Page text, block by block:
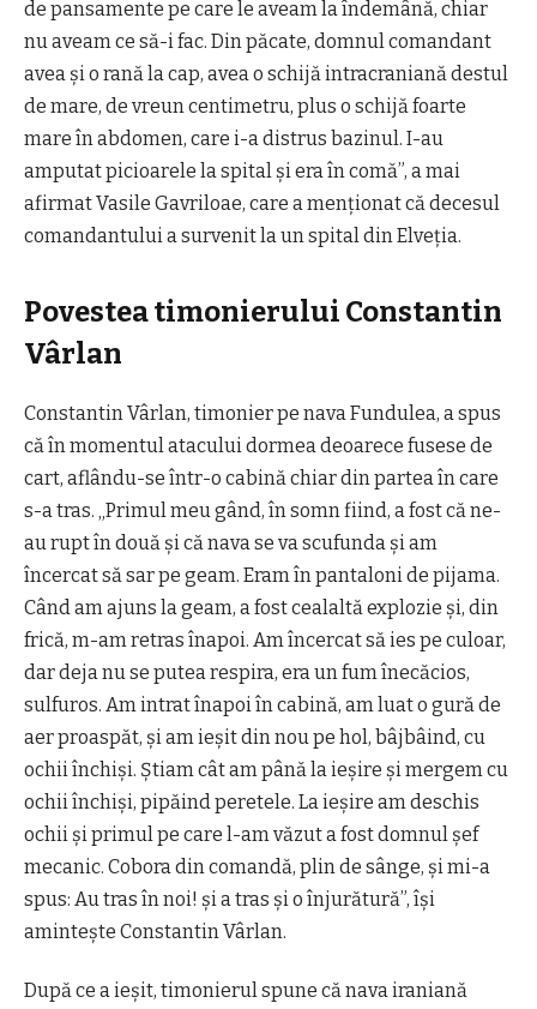
de pansamente pe care le aveam la îndemână, chiar
nu aveam ce să-i fac. Din păcate, domnul comandant
avea şi o rană la cap, avea o schijă intracraniană destul
de mare, de vreun centimetru, plus o schijă foarte
mare în abdomen, care i-a distrus bazinul. I-au
amputat picioarele la spital şi era în comă”, a mai
afirmat Vasile Gavriloae, care a menţionat că decesul
comandantului a survenit la un spital din Elveţia.
Povestea timonierului Constantin
Vârlan
Constantin Vârlan, timonier pe nava Fundulea, a spus
că în momentul atacului dormea deoarece fusese de
cart, aflându-se într-o cabină chiar din partea în care
s-a tras. „Primul meu gând, în somn fiind, a fost că ne-
au rupt în două şi că nava se va scufunda şi am
încercat să sar pe geam. Eram în pantaloni de pijama.
Când am ajuns la geam, a fost cealaltă explozie şi, din
frică, m-am retras înapoi. Am încercat să ies pe culoar,
dar deja nu se putea respira, era un fum înecăcios,
sulfuros. Am intrat înapoi în cabină, am luat o gură de
aer proaspăt, şi am ieşit din nou pe hol, bâjbâind, cu
ochii închişi. Ştiam cât am până la ieşire şi mergem cu
ochii închişi, pipăind peretele. La ieşire am deschis
ochii şi primul pe care l-am văzut a fost domnul şef
mecanic. Cobora din comandă, plin de sânge, şi mi-a
spus: Au tras în noi! şi a tras şi o înjurătură”, îşi
aminteşte Constantin Vârlan.
După ce a ieşit, timonierul spune că nava iraniană